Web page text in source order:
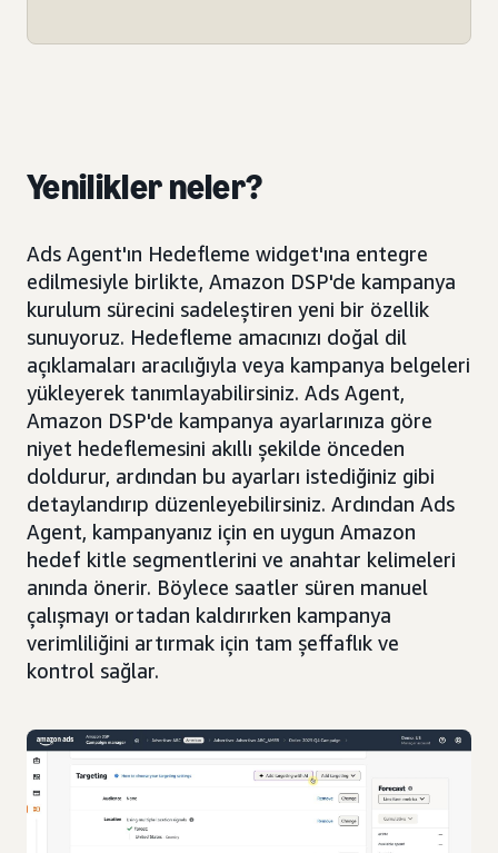
Yenilikler neler?
Ads Agent'ın Hedefleme widget'ına entegre
edilmesiyle birlikte, Amazon DSP'de kampanya
kurulum sürecini sadeleştiren yeni bir özellik
sunuyoruz. Hedefleme amacınızı doğal dil
açıklamaları aracılığıyla veya kampanya belgeleri
yükleyerek tanımlayabilirsiniz. Ads Agent,
Amazon DSP'de kampanya ayarlarınıza göre
niyet hedeflemesini akıllı şekilde önceden
doldurur, ardından bu ayarları istediğiniz gibi
detaylandırıp düzenleyebilirsiniz. Ardından Ads
Agent, kampanyanız için en uygun Amazon
hedef kitle segmentlerini ve anahtar kelimeleri
anında önerir. Böylece saatler süren manuel
çalışmayı ortadan kaldırırken kampanya
verimliliğini artırmak için tam şeffaflık ve
kontrol sağlar.